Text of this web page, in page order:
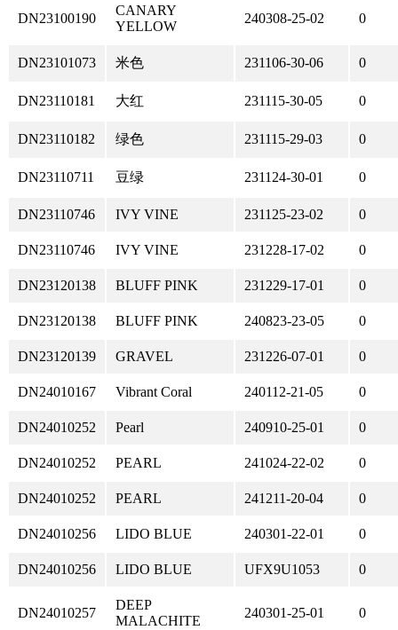
DN23100190
CANARY
YELLOW
240308-25-02 0
DN23101073 米色 231106-30-06 0
DN23110181 大红 231115-30-05 0
DN23110182 绿色 231115-29-03 0
DN23110711 豆绿 231124-30-01 0
DN23110746 IVY VINE 231125-23-02 0
DN23110746 IVY VINE 231228-17-02 0
DN23120138 BLUFF PINK 231229-17-01 0
DN23120138 BLUFF PINK 240823-23-05 0
DN23120139 GRAVEL 231226-07-01 0
DN24010167 Vibrant Coral 240112-21-05 0
DN24010252 Pearl 240910-25-01 0
DN24010252 PEARL 241024-22-02 0
DN24010252 PEARL 241211-20-04 0
DN24010256 LIDO BLUE 240301-22-01 0
DN24010256 LIDO BLUE UFX9U1053 0
DN24010257
DEEP
MALACHITE
240301-25-01 0